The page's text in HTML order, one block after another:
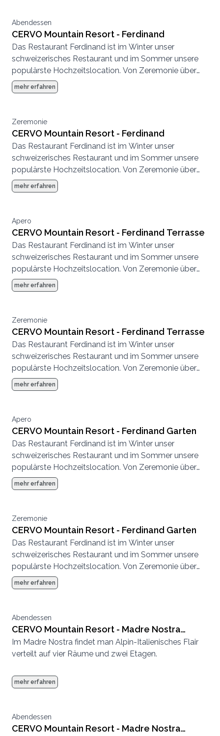
Abendessen
CERVO Mountain Resort - Ferdinand
Das Restaurant Ferdinand ist im Winter unser
schweizerisches Restaurant und im Sommer unsere
populärste Hochzeitslocation. Von Zeremonie über
Abendessen bis zur Party, hier können wir eine
komplette Hochzeit von Anfang bis Ende
mehr erfahren
Zeremonie
CERVO Mountain Resort - Ferdinand
Das Restaurant Ferdinand ist im Winter unser
schweizerisches Restaurant und im Sommer unsere
populärste Hochzeitslocation. Von Zeremonie über
Abendessen bis zur Party, hier können wir eine
komplette Hochzeit von Anfang bis Ende
mehr erfahren
Apero
CERVO Mountain Resort - Ferdinand Terrasse
Das Restaurant Ferdinand ist im Winter unser
schweizerisches Restaurant und im Sommer unsere
populärste Hochzeitslocation. Von Zeremonie über
Abendessen bis zur Party, hier können wir eine
komplette Hochzeit von Anfang bis Ende
mehr erfahren
Zeremonie
CERVO Mountain Resort - Ferdinand Terrasse
Das Restaurant Ferdinand ist im Winter unser
schweizerisches Restaurant und im Sommer unsere
populärste Hochzeitslocation. Von Zeremonie über
Abendessen bis zur Party, hier können wir eine
komplette Hochzeit von Anfang bis Ende
mehr erfahren
Apero
CERVO Mountain Resort - Ferdinand Garten
Das Restaurant Ferdinand ist im Winter unser
schweizerisches Restaurant und im Sommer unsere
populärste Hochzeitslocation. Von Zeremonie über
Abendessen bis zur Party, hier können wir eine
komplette Hochzeit von Anfang bis Ende
mehr erfahren
Zeremonie
CERVO Mountain Resort - Ferdinand Garten
Das Restaurant Ferdinand ist im Winter unser
schweizerisches Restaurant und im Sommer unsere
populärste Hochzeitslocation. Von Zeremonie über
Abendessen bis zur Party, hier können wir eine
komplette Hochzeit von Anfang bis Ende
mehr erfahren
Abendessen
CERVO Mountain Resort - Madre Nostra
kleine Stube
Im Madre Nostra findet man Alpin-Italienisches Flair
verteilt auf vier Räume und zwei Etagen.
mehr erfahren
Abendessen
CERVO Mountain Resort - Madre Nostra